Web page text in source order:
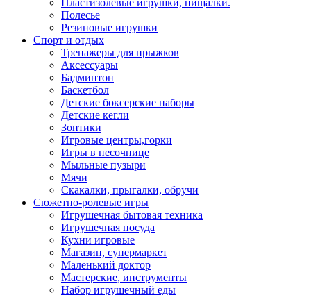
Пластизолевые игрушки, пищалки.
Полесье
Резиновые игрушки
Спорт и отдых
Тренажеры для прыжков
Аксессуары
Бадминтон
Баскетбол
Детские боксерские наборы
Детские кегли
Зонтики
Игровые центры,горки
Игры в песочнице
Мыльные пузыри
Мячи
Скакалки, прыгалки, обручи
Сюжетно-ролевые игры
Игрушечная бытовая техника
Игрушечная посуда
Кухни игровые
Магазин, супермаркет
Маленький доктор
Мастерские, инструменты
Набор игрушечный еды